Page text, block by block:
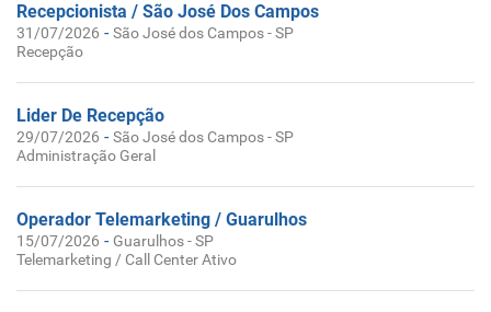
Recepcionista / São José Dos Campos
31/07/2026 -São José dos Campos - SP
Recepção
Lider De Recepção
29/07/2026 -São José dos Campos - SP
Administração Geral
Operador Telemarketing / Guarulhos
15/07/2026 - Guarulhos - SP
Telemarketing / Call Center Ativo